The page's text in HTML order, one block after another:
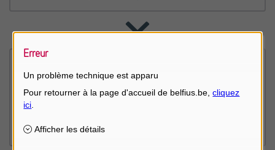
Une fois votre contrat Belfius Direct Alert
créé, vous recevez un SMS pour activer le
confirmation.
Erreur
Un problème technique est apparu